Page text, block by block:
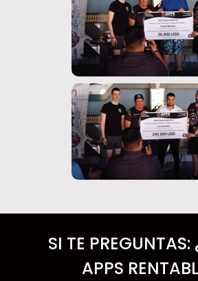
SI TE PREGUNTAS:
APPS